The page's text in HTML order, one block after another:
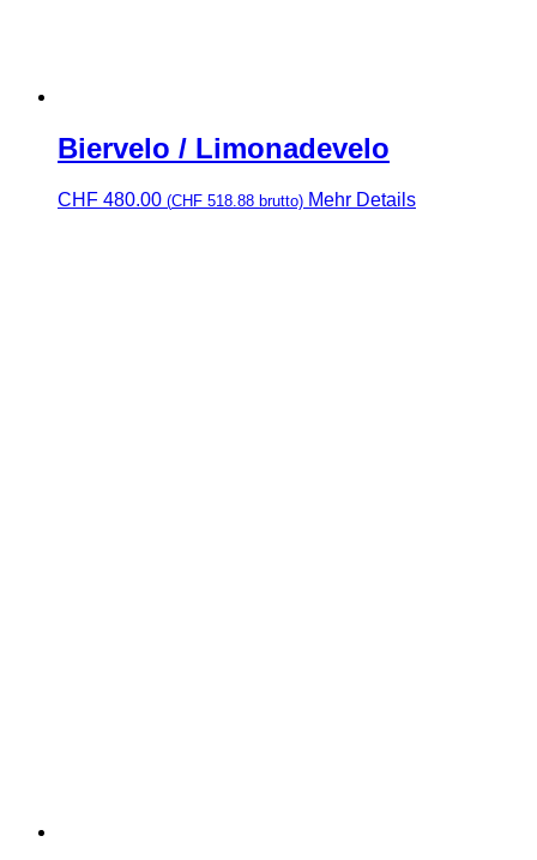
Biervelo / Limonadevelo
CHF 480.00 (CHF 518.88 brutto) Mehr Details